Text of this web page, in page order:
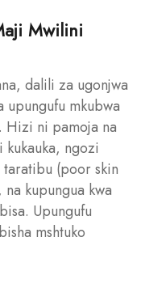
Mwilini
dalili za ugonjwa
upungufu mkubwa
Hizi ni pamoja na
kukauka, ngozi
taratibu (poor skin
kupungua kwa
Upungufu
mshtuko